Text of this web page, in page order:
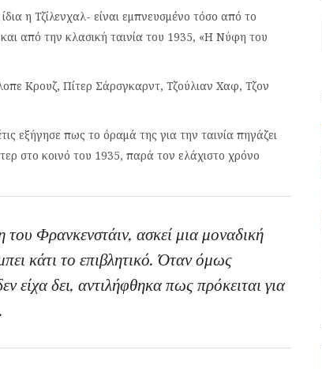
η Τζίλενχαλ- είναι εμπνευσμένο τόσο από το
από την κλασική ταινία του 1935, «Η Νύφη του
Κρουζ, Πίτερ Σάρσγκαρντ, Τζούλιαν Χαφ, Τζον
εξήγησε πως το όραμά της για την ταινία πηγάζει
στο κοινό του 1935, παρά τον ελάχιστο χρόνο
Φρανκενστάιν, ασκεί μια μοναδική
κάτι το επιβλητικό. Όταν όμως
είχα δει, αντιλήφθηκα πως πρόκειται για